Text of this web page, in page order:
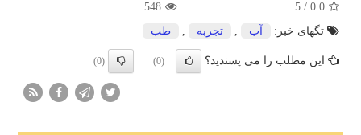
0.0
/ 5
548
تگهای خبر:
آب , تجربه , طب
این مطلب را می پسندید؟ (0)
(0)